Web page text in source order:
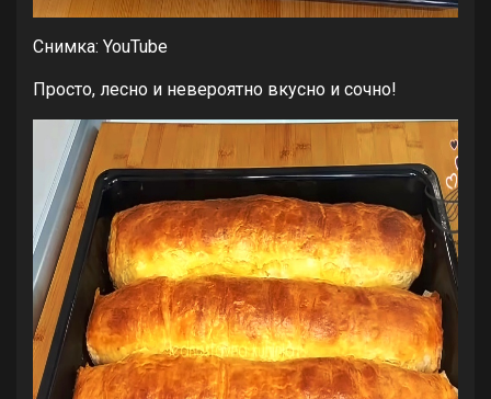
Снимка: YouTube
Просто, лесно и невероятно вкусно и сочно!